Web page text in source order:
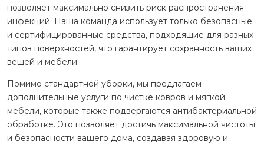
позволяет максимально снизить риск распространения
инфекций. Наша команда использует только безопасные
и сертифицированные средства, подходящие для разных
типов поверхностей, что гарантирует сохранность ваших
вещей и мебели.
Помимо стандартной уборки, мы предлагаем
дополнительные услуги по чистке ковров и мягкой
мебели, которые также подвергаются антибактериальной
обработке. Это позволяет достичь максимальной чистоты
и безопасности вашего дома, создавая здоровую и